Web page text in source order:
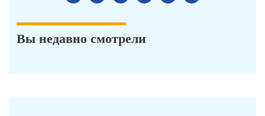
Вы недавно смотрели